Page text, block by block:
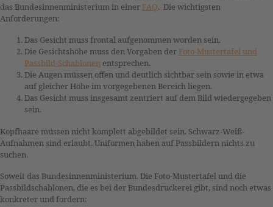
das Bundesinnenministerium in einer FAQ. Die wichtigsten
Anforderungen:
Das Gesicht muss frontal aufgenommen worden sein.
Die Gesichtshöhe muss den Vorgaben der Foto-Mustertafel und
Passbild-Schablonen entsprechen.
Die Augen müssen offen und deutlich sichtbar sein sowie in etwa
auf gleicher Höhe im vorgegebenen Bereich liegen.
Das Gesicht muss insgesamt zentriert auf dem Bild wiedergegeben
sein.
Kopfhaare müssen nicht komplett abgebildet sein. Schwarz-Weiß-
Aufnahmen sind erlaubt. Uniformen haben auf Passbildern nichts zu
suchen.
Soweit das Bundesinnenministerium. Die Foto-Mustertafel und die
Passbildschablonen, die es bei der Bundesdruckerei gibt, sind noch etwas
konkreter und fordern: